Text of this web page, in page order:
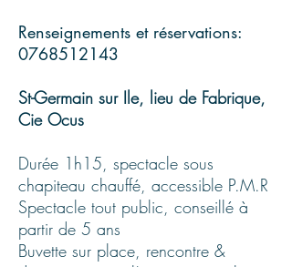
Renseignements et réservations:
0768512143
St-Germain sur Ile, lieu de Fabrique,
Cie Ocus
Durée 1h15, spectacle sous
chapiteau chauffé, accessible P.M.R
Spectacle tout public, conseillé à
partir de 5 ans
Buvette sur place, rencontre &